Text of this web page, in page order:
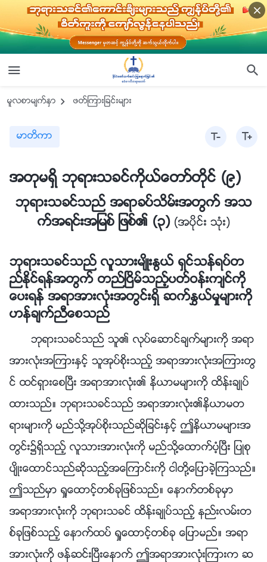
မူလစာမ်က္ႏွာ ဖတ္ၾကားျခင္းမ်ား
မာတိကာ
အတုမရွိ ဘုရားသခင္ကိုယ္ေတာ္တိုင္ (၉)
ဘုရားသခင္သည္ အရာခပ္သိမ္းအတြက္ အသ
က္အရင္းအျမစ္ ျဖစ္၏ (၃) (အပိုင္း သုံး)
ဘုရားသခင္သည္ လူသားမ်ိဳးႏြယ္ ရွင္သန္ရပ္တ
ည္ႏိုင္ရန္အတြက္ တည္ၿငိမ္သည့္ပတ္ဝန္းက်င္ကို
ေပးရန္ အရာအားလုံးအတြင္းရွိ ဆက္ႏႊယ္မႈမ်ားကို
ဟန္ခ်က္ညီေစသည္
ဘုရားသခင္သည္ သူ၏ လုပ္ေဆာင္ခ်က္မ်ားကို အရာ
အားလုံးအၾကားႏွင့္ သူအုပ္စိုးသည့္ အရာအားလုံးအၾကားတြ
င္ ထင္ရွားေစၿပီး အရာအားလုံး၏ နိယာမမ်ားကို ထိန္းခ်ဳပ္
ထားသည္။ ဘုရားသခင္သည္ အရာအားလုံး၏နိယာမတ
ရားမ်ားကို မည္သို႔အုပ္စိုးသည္ဆိုျခင္းႏွင့္ ဤနိယာမမ်ားအ
တြင္း၌ရွိသည့္ လူသားအားလုံးကို မည္သို႔ေထာက္ပံ့ၿပီး ျပဳစု
ပ်ိဳးေထာင္သည္ဆိုသည့္အေၾကာင္းကို ငါတို႔ေျပာခဲ့ၾကသည္။
ဤသည္မွာ ရႈေထာင့္တစ္ခုျဖစ္သည္။ ေနာက္တစ္ခုမွာ
အရာအားလုံးကို ဘုရားသခင္ ထိန္းခ်ဳပ္သည့္ နည္းလမ္းတ
စ္ခုျဖစ္သည့္ ေနာက္ထပ္ ရႈေထာင့္တစ္ခု ေျပာမည္။ အရာ
အားလုံးကို ဖန္ဆင္းၿပီးေနာက္ ဤအရာအားလုံးၾကားက ဆ